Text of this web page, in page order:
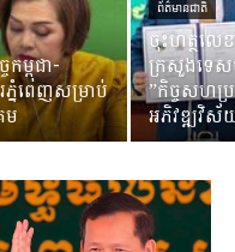
ម្ពុជា-
ភ្នំពេញសម្រាប់
ម
ព័ត៌មានជាតិ
ចុះហត្ថលេ
ក្រសួងទេ
”កិច្ចសហប្រ
អភិវឌ្ឍវិ